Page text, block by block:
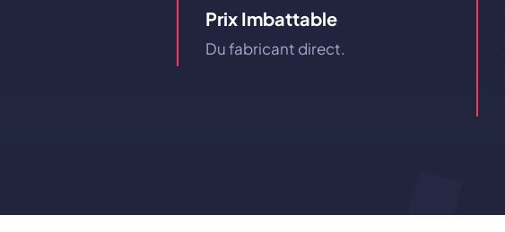
Prix ​​imbattable
Du fabricant direct.